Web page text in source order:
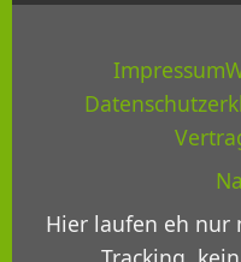
Impressum
Hier laufen eh nur